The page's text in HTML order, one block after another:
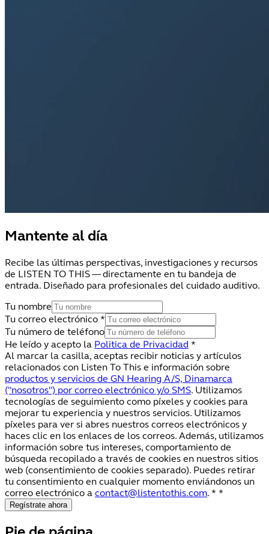
Mantente al día
Recibe las últimas perspectivas, investigaciones y recursos
de LISTEN TO THIS — directamente en tu bandeja de
entrada. Diseñado para profesionales del cuidado auditivo.
Tu nombre
Tu correo electrónico *
Tu número de teléfono
He leído y acepto la Politica de Privacidad *
Al marcar la casilla, aceptas recibir noticias y artículos
relacionados con Listen To This e información sobre
productos y servicios de GN Hearing A/S, Dinamarca
("nosotros") por correo electrónico y/o SMS. Utilizamos
tecnologías de seguimiento como píxeles y cookies para
mejorar tu experiencia y nuestros servicios. Utilizamos
píxeles para ver si abres nuestros correos electrónicos y
haces clic en los enlaces de los correos. Además, utilizamos
información sobre tus intereses, comportamiento de
búsqueda recopilado a través de cookies en nuestros sitios
web (consentimiento de cookies separado). Puedes retirar
tu consentimiento en cualquier momento enviándonos un
correo electrónico a contact@listentothis.com. * *
Regístrate ahora